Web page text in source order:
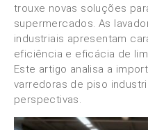
trouxe novas soluções
supermercados. As
industriais apresentam
eficiência e eficácia de
Este artigo analisa a
varredoras de piso
perspectivas.